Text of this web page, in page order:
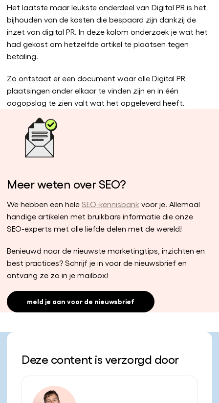
Het laatste maar leukste onderdeel van Digital PR is het
bijhouden van de kosten die bespaard zijn dankzij de
inzet van digital PR. In deze kolom onderzoek je wat het
had gekost om hetzelfde artikel te plaatsen tegen
betaling.
Zo ontstaat er een document waar alle Digital PR
plaatsingen onder elkaar te vinden zijn en in één
oogopslag te zien valt wat het opgeleverd heeft.
Meer weten over SEO?
We hebben een hele SEO-kennisbank voor je. Allemaal
handige artikelen met bruikbare informatie die onze
SEO-experts met alle liefde delen met de wereld!
Benieuwd naar de nieuwste marketingtips, inzichten en
best practices? Schrijf je in voor de nieuwsbrief en
ontvang ze zo in je mailbox!
meld je aan voor de nieuwsbrief
Deze content is verzorgd door